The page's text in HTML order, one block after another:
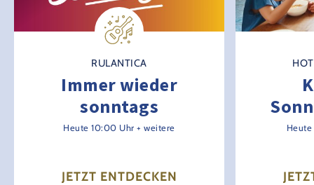
RULANTICA
Immer wieder
sonntags
Heute 10:00 Uhr + weitere
JETZT ENTDECKEN
Heute